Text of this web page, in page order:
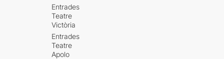
Entrades
Teatre
Victòria
Entrades
Teatre
Apolo